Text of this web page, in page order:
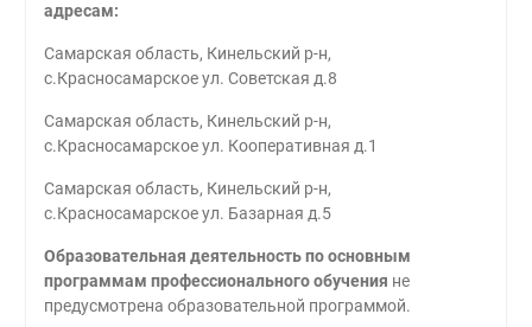
адресам:
Самарская область, Кинельский р-н,
с.Красносамарское ул. Советская д.8
Самарская область, Кинельский р-н,
с.Красносамарское ул. Кооперативная д.1
Самарская область, Кинельский р-н,
с.Красносамарское ул. Базарная д.5
Образовательная деятельность по основным
программам профессионального обучения не
предусмотрена образовательной программой.